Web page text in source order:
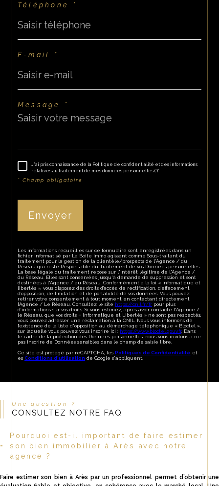
Téléphone *
E-mail *
Message *
J'ai pris connaissance de la Politique de confidentialité et des informations
relatives au traitement de mes données personnelles (*)*
* Champ obligatoire
Envoyer
Les informations recueillies sur ce formulaire sont enregistrées dans un
fichier informatisé par La Boite Immo agissant comme Sous-traitant du
traitement pour la gestion de la clientèle/prospects de l'Agence / du
Réseau qui reste Responsable du Traitement de vos Données personnelles.
La base légale du traitement repose sur l'intérêt légitime de l'Agence /
du Réseau. Elles sont conservées jusqu'à demande de suppression et sont
destinées à l'Agence / au Réseau. Conformément à la loi « informatique et
libertés », vous disposez des droits d’accès, de rectification, d’effacement,
d’opposition, de limitation et de portabilité de vos données. Vous pouvez
retirer votre consentement à tout moment en contactant directement
l’Agence / Le Réseau. Consultez le site https://cnil.fr/fr pour plus
d’informations sur vos droits. Si vous estimez, après avoir contacté l'Agence /
le Réseau, que vos droits « Informatique et Libertés » ne sont pas respectés,
vous pouvez adresser une réclamation à la CNIL. Nous vous informons de
l’existence de la liste d'opposition au démarchage téléphonique « Bloctel »,
sur laquelle vous pouvez vous inscrire ici : https://www.bloctel.gouv.fr. Dans
le cadre de la protection des Données personnelles, nous vous invitons à ne
pas inscrire de Données sensibles dans le champ de saisie libre.
Ce site est protégé par reCAPTCHA, les Politiques de Confidentialité et
es Conditions d'utilisation de Google s'appliquent.
Une question ?
CONSULTEZ NOTRE FAQ
Pourquoi est-il important de faire estimer
son bien immobilier à Arès avec notre
agence ?
Faire estimer son bien à Arès par un professionnel permet d’obtenir une